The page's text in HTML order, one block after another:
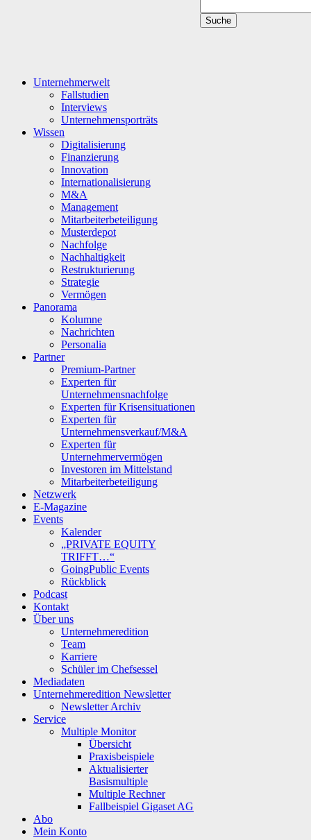
Unternehmerwelt
Fallstudien
Interviews
Unternehmensporträts
Wissen
Digitalisierung
Finanzierung
Innovation
Internationalisierung
M&A
Management
Mitarbeiterbeteiligung
Musterdepot
Nachfolge
Nachhaltigkeit
Restrukturierung
Strategie
Vermögen
Panorama
Kolumne
Nachrichten
Personalia
Partner
Premium-Partner
Experten für
Unternehmensnachfolge
Experten für Krisensituationen
Experten für
Unternehmensverkauf/M&A
Experten für
Unternehmervermögen
Investoren im Mittelstand
Mitarbeiterbeteiligung
Netzwerk
E-Magazine
Events
Kalender
„PRIVATE EQUITY
TRIFFT…“
GoingPublic Events
Rückblick
Podcast
Kontakt
Über uns
Unternehmeredition
Team
Karriere
Schüler im Chefsessel
Mediadaten
Unternehmeredition Newsletter
Newsletter Archiv
Service
Multiple Monitor
Übersicht
Praxisbeispiele
Aktualisierter
Basismultiple
Multiple Rechner
Fallbeispiel Gigaset AG
Abo
Mein Konto